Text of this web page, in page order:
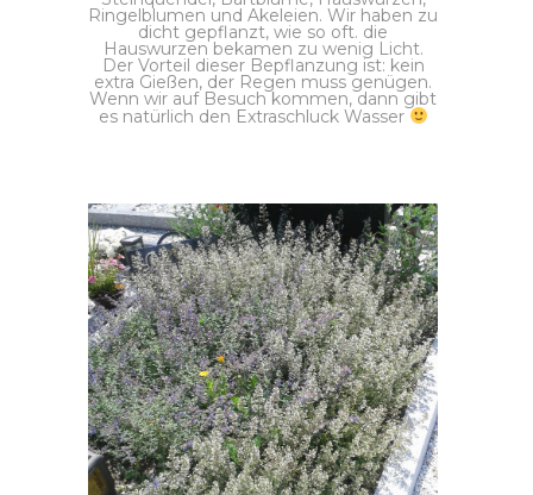
Ringelblumen und Akeleien. Wir haben zu
dicht gepflanzt, wie so oft. die
Hauswurzen bekamen zu wenig Licht.
Der Vorteil dieser Bepflanzung ist: kein
extra Gießen, der Regen muss genügen.
Wenn wir auf Besuch kommen, dann gibt
es natürlich den Extraschluck Wasser